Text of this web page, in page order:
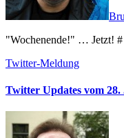
"Wochenende!" …
Twitter-Meldung
Twitter Updates vom 28.